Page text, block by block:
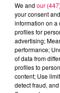
We and our
your consent
information on a
profiles for
advertising;
performance;
of data from
profiles to
content; Use
detect fraud,